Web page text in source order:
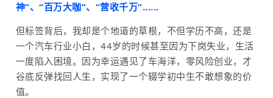
神”、“百万大咖”、“营收千万”......
但标签背后，我却是个地道的草根，不但学历不高，还是
一个汽车行业小白，44岁的时候甚至因为下岗失业，生活
一度陷入困境。因为幸运遇见了车海洋，零风险创业，才
谷底反弹找回人生，实现了一个辍学初中生不敢想象的价
值。